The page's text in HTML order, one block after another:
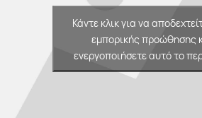
Κάντε κλικ για να
εμπορικής προώθησης
ενεργοποιήσετε αυτό το